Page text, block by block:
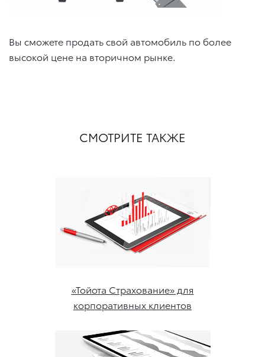
Вы сможете продать свой автомобиль по более
высокой цене на вторичном рынке.
СМОТРИТЕ ТАКЖЕ
«Тойота Страхование» для
корпоративных клиентов